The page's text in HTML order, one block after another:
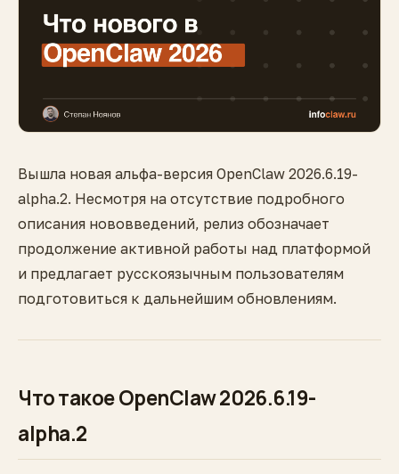
Вышла новая альфа-версия OpenClaw 2026.6.19-
alpha.2. Несмотря на отсутствие подробного
описания нововведений, релиз обозначает
продолжение активной работы над платформой
и предлагает русскоязычным пользователям
подготовиться к дальнейшим обновлениям.
Что такое OpenClaw 2026.6.19-
alpha.2